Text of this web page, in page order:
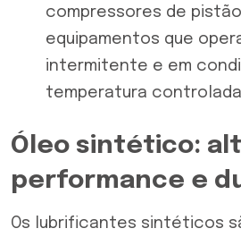
compressores de
equipamentos que
intermitente e em
temperatura
Óleo sintético:
performance e
Os lubrificantes sintéticos